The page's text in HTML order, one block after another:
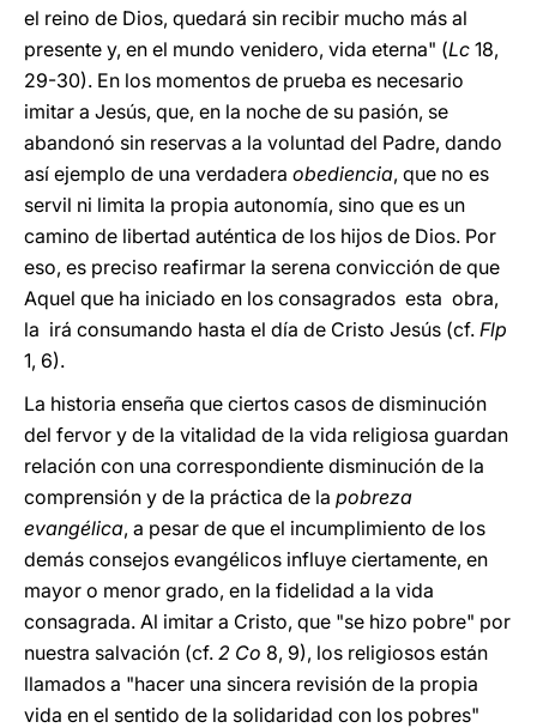
el reino de Dios, quedará sin recibir mucho más al
presente y, en el mundo venidero, vida eterna" (Lc 18,
29-30). En los momentos de prueba es necesario
imitar a Jesús, que, en la noche de su pasión, se
abandonó sin reservas a la voluntad del Padre, dando
así ejemplo de una verdadera obediencia, que no es
servil ni limita la propia autonomía, sino que es un
camino de libertad auténtica de los hijos de Dios. Por
eso, es preciso reafirmar la serena convicción de que
Aquel que ha iniciado en los consagrados esta obra,
la irá consumando hasta el día de Cristo Jesús (cf. Flp
1, 6).
La historia enseña que ciertos casos de disminución
del fervor y de la vitalidad de la vida religiosa guardan
relación con una correspondiente disminución de la
comprensión y de la práctica de la pobreza
evangélica, a pesar de que el incumplimiento de los
demás consejos evangélicos influye ciertamente, en
mayor o menor grado, en la fidelidad a la vida
consagrada. Al imitar a Cristo, que "se hizo pobre" por
nuestra salvación (cf. 2 Co 8, 9), los religiosos están
llamados a "hacer una sincera revisión de la propia
vida en el sentido de la solidaridad con los pobres"